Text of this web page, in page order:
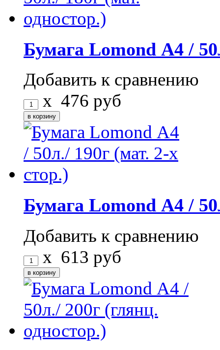
Бумага Lomond А4 /
Добавить к сравнению
x 476 руб
Бумага Lomond А4 /
Добавить к сравнению
x 613 руб